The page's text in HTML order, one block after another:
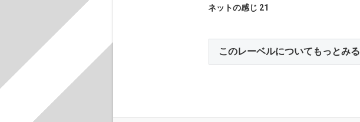
ネットの感じ 21
このレーベルについてもっとみる